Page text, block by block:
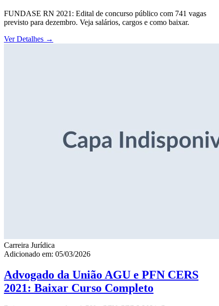
FUNDASE RN 2021: Edital de concurso público com 741 vagas
previsto para dezembro. Veja salários, cargos e como baixar.
Ver Detalhes →
Carreira Jurídica
Adicionado em: 05/03/2026
Advogado da União AGU e PFN CERS
2021: Baixar Curso Completo